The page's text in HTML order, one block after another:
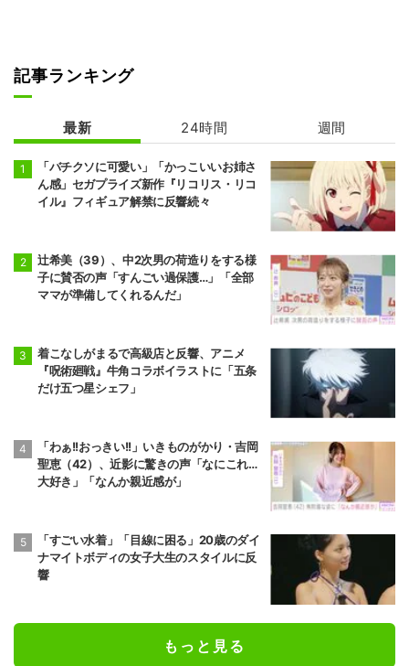
記事ランキング
最新 24時間 週間
「バチクソに可愛い」「かっこいいお姉さ
ん感」セガプライズ新作『リコリス・リコ
イル』フィギュア解禁に反響続々
辻希美（39）、中2次男の荷造りをする様
子に賛否の声「すんごい過保護…」「全部
ママが準備してくれるんだ」
着こなしがまるで高級店と反響、アニメ
『呪術廻戦』牛角コラボイラストに「五条
だけ五つ星シェフ」
「わぁ!!おっきい!!」いきものがかり・吉岡
聖恵（42）、近影に驚きの声「なにこれ…
大好き」「なんか親近感が」
「すごい水着」「目線に困る」20歳のダイ
ナマイトボディの女子大生のスタイルに反
響
もっと見る